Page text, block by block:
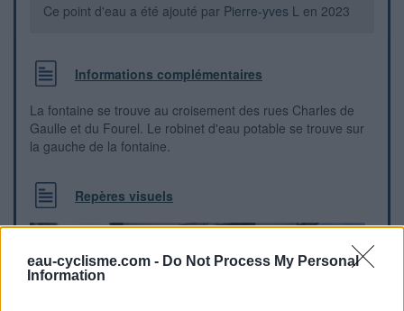
eau-cyclisme.com - Do Not Process My Personal
Information
Ce point d'eau a été ajouté par Pierre-yves L en 2023
Informations complémentaires
La fontaine se trouve au croisement des rues Charles de
Gaulle et du Fourel. Le robinet d'eau potable se trouve sur
la gauche de la fontaine.
Repères visuels